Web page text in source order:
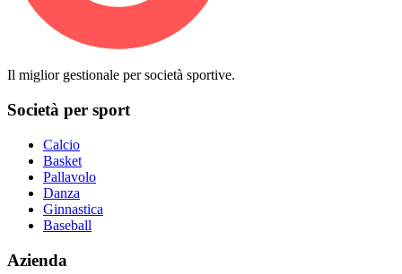
Il miglior gestionale per società sportive.
Società per sport
Calcio
Basket
Pallavolo
Danza
Ginnastica
Baseball
Azienda